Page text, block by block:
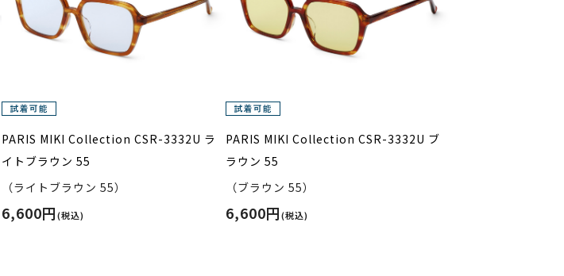
PARIS MIKI Collection CSR-3332U ラ
イトブラウン 55
（ライトブラウン 55）
6,600円(税込)
PARIS MIKI Collection CSR-3332U ブ
ラウン 55
（ブラウン 55）
6,600円(税込)